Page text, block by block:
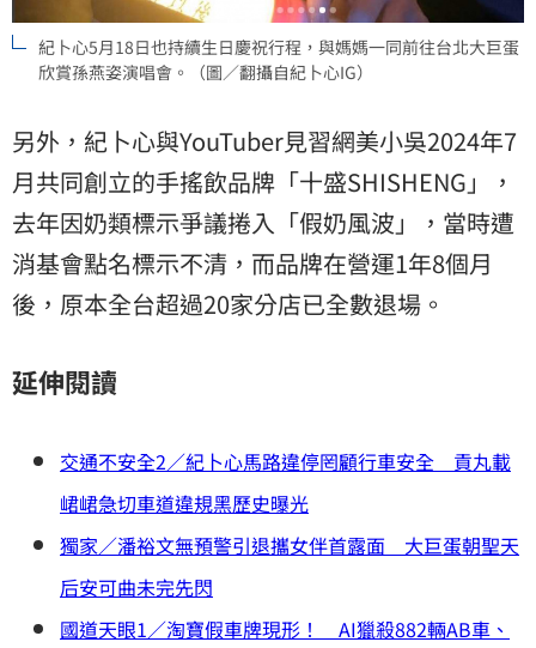
紀卜心5月18日也持續生日慶祝行程，與媽媽一同前往台北大巨蛋
欣賞孫燕姿演唱會。（圖／翻攝自紀卜心IG）
另外，紀卜心與YouTuber見習網美小吳2024年7
月共同創立的手搖飲品牌「十盛SHISHENG」，
去年因奶類標示爭議捲入「假奶風波」，當時遭
消基會點名標示不清，而品牌在營運1年8個月
後，原本全台超過20家分店已全數退場。
延伸閱讀
交通不安全2／紀卜心馬路違停罔顧行車安全 貢丸載
峮峮急切車道違規黑歷史曝光
獨家／潘裕文無預警引退攜女伴首露面 大巨蛋朝聖天
后安可曲未完先閃
國道天眼1／淘寶假車牌現形！ AI獵殺882輛AB車、